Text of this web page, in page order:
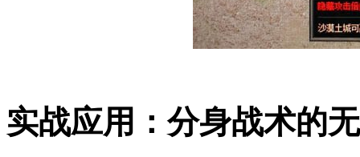
实战应用：分身战术的